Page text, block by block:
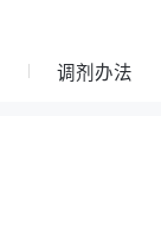
调剂办法